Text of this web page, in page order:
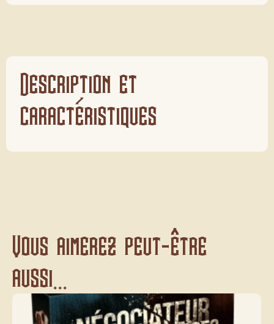
Description et
caractéristiques
Vous aimerez peut-être
aussi...